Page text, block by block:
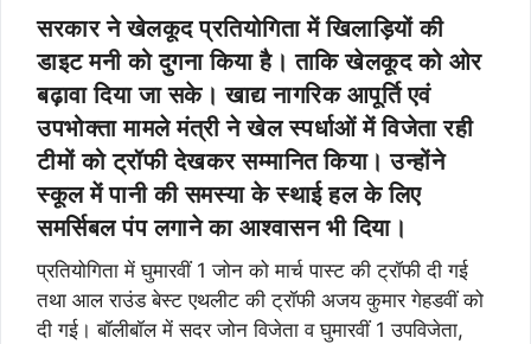
सरकार ने खेलकूद प्रतियोगिता में खिलाड़ियों की
डाइट मनी को दुगना किया है। ताकि खेलकूद को ओर
बढ़ावा दिया जा सके। खाद्य नागरिक आपूर्ति एवं
उपभोक्ता मामले मंत्री ने खेल स्पर्धाओं में विजेता रही
टीमों को ट्रॉफी देखकर सम्मानित किया। उन्होंने
स्कूल में पानी की समस्या के स्थाई हल के लिए
समर्सिबल पंप लगाने का आश्वासन भी दिया।
प्रतियोगिता में घुमारवीं 1 जोन को मार्च पास्ट की ट्रॉफी दी गई
तथा आल राउंड बेस्ट एथलीट की ट्रॉफी अजय कुमार गेहडवीं को
दी गई। बॉलीबॉल में सदर जोन विजेता व घुमारवीं 1 उपविजेता,